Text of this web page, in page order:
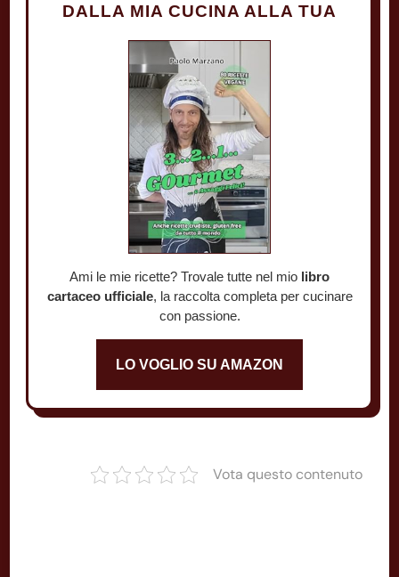
DALLA MIA CUCINA ALLA TUA
Ami le mie ricette? Trovale tutte nel mio libro
cartaceo ufficiale, la raccolta completa per cucinare
con passione.
LO VOGLIO SU AMAZON
Vota questo contenuto